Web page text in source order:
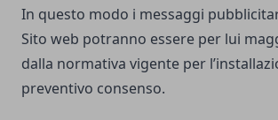
In questo modo i messaggi
Sito web potranno essere per lui
dalla normativa vigente per
preventivo consenso.